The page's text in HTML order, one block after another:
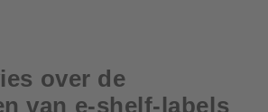
over de
van e-shelf-labels